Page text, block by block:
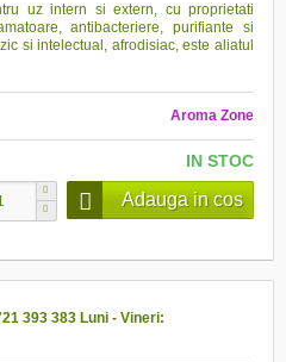
uz intern si extern, cu proprietati
antibacteriere, purifiante si
si intelectual, afrodisiac, este aliatul
Aroma Zone
IN STOC
Adauga in cos
393 383 Luni - Vineri: